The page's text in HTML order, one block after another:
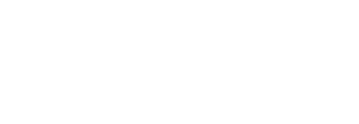
de recursos